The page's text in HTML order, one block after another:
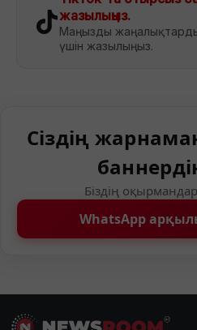
жазылыңыз.
Маңызды
үшін жазылыңыз.
Сіздің
Біздің
WhatsApp